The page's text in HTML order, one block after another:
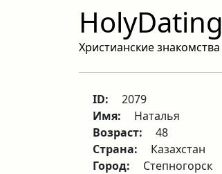
HolyDating
Христианские знакомства
ID:
2079
Имя:
Наталья
Возраст:
48
Страна:
Казахстан
Город:
Степногорск